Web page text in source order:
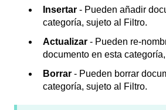
Insertar - Pueden añadir
categoría, sujeto al Filtro.
Actualizar - Pueden re-
documento en esta
Borrar - Pueden borrar
categoría, sujeto al Filtro.